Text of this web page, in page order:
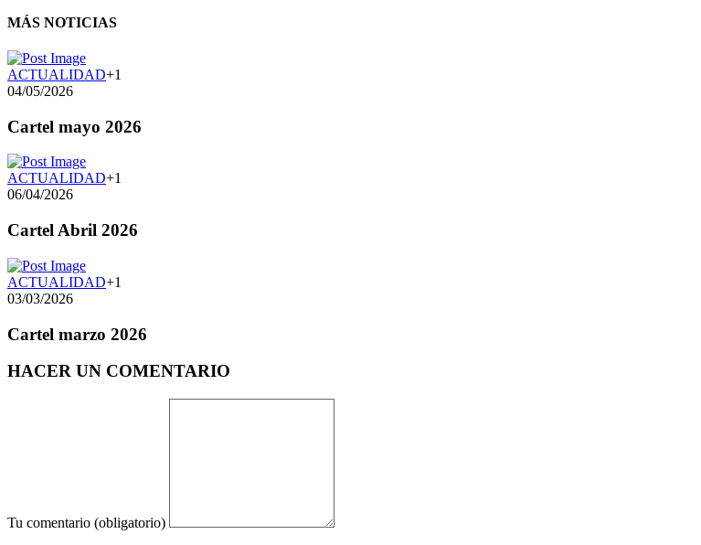
MÁS NOTICIAS
ACTUALIDAD+1
04/05/2026
Cartel mayo 2026
ACTUALIDAD+1
06/04/2026
Cartel Abril 2026
ACTUALIDAD+1
03/03/2026
Cartel marzo 2026
HACER UN COMENTARIO
Tu comentario (obligatorio)